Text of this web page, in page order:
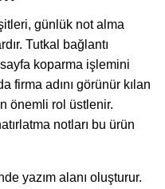
günlük not alma
Tutkal bağlantı
koparma işlemini
firma adını görünür kılan
önemli rol üstlenir.
notları bu ürün
yazım alanı oluşturur.